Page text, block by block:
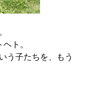
ト。
う子たちを、もう